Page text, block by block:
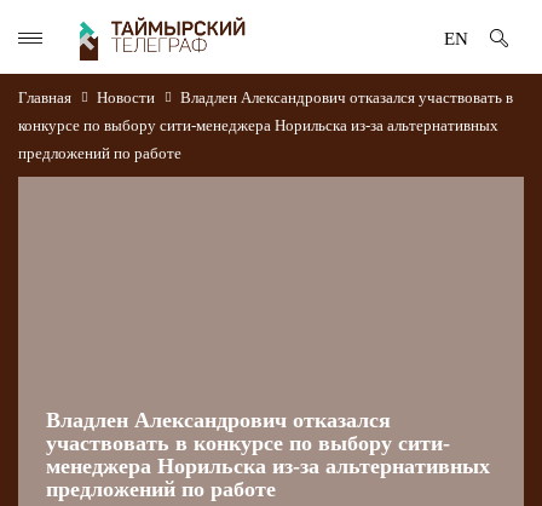
EN
Главная Новости
Владлен Александрович отказался участвовать в
конкурсе по выбору сити-менеджера Норильска из-за альтернативных
предложений по работе
Владлен Александрович отказался
участвовать в конкурсе по выбору сити-
менеджера Норильска из-за альтернативных
предложений по работе